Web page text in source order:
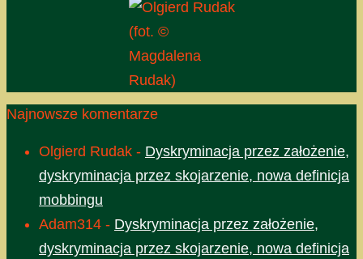
(fot. ©
Magdalena
Rudak)
Najnowsze komentarze
Olgierd Rudak - Dyskryminacja przez założenie,
dyskryminacja przez skojarzenie, nowa definicja
mobbingu
Adam314 - Dyskryminacja przez założenie,
dyskryminacja przez skojarzenie, nowa definicja